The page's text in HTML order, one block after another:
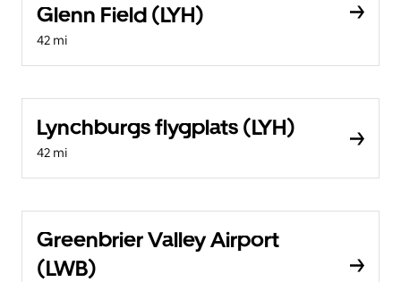
Glenn Field (LYH)
42 mi
Lynchburgs flygplats (LYH)
42 mi
Greenbrier Valley Airport
(LWB)